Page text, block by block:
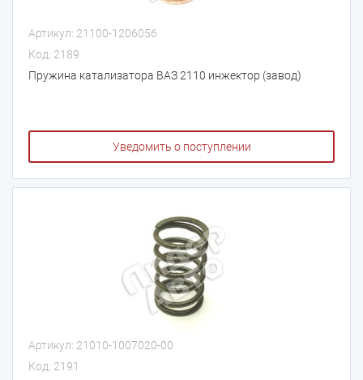
Артикул: 21100-1206056
Код: 2189
Пружина катализатора ВАЗ 2110 инжектор (завод)
Уведомить о поступлении
Артикул: 21010-1007020-00
Код: 2191